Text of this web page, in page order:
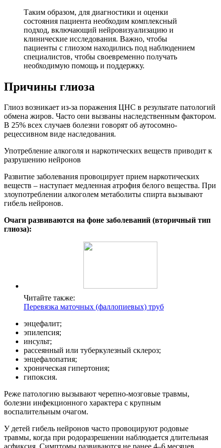
Таким образом, для диагностики и оценки
состояния пациента необходим комплексный
подход, включающий нейровизуализацию и
клинические исследования. Важно, чтобы
пациенты с глиозом находились под наблюдением
специалистов, чтобы своевременно получать
необходимую помощь и поддержку.
Причины глиоза
Глиоз возникает из-за поражения ЦНС в результате патологий
обмена жиров. Часто они вызваны наследственным фактором.
В 25% всех случаев болезни говорят об аутосомно-
рецессивном виде наследования.
Употребление алкоголя и наркотических веществ приводит к
разрушению нейронов
Развитие заболевания провоцирует прием наркотических
веществ – наступает медленная атрофия белого вещества. При
злоупотреблении алкоголем метаболиты спирта вызывают
гибель нейронов.
Очаги развиваются на фоне заболеваний (вторичный тип
глиоза):
Читайте также:
Перевязка маточных (фаллопиевых) труб
энцефалит;
эпилепсия;
инсульт;
рассеянный или туберкулезный склероз;
энцефалопатия;
хроническая гипертония;
гипоксия.
Реже патологию вызывают черепно-мозговые травмы,
болезни инфекционного характера с крупным
воспалительным очагом.
У детей гибель нейронов часто провоцируют родовые
травмы, когда при родоразрешении наблюдается длительная